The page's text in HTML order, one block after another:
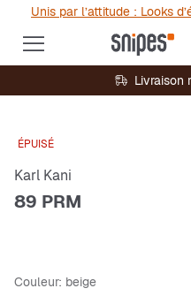
Unis par l’attitude : Looks
Livraison
ÉPUISÉ
Karl Kani
89 PRM
Couleur: beige